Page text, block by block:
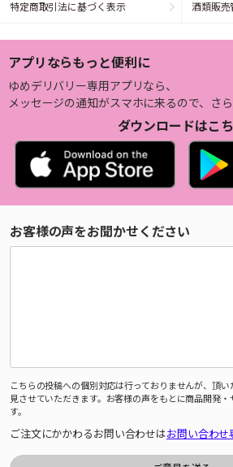
特定商取引法に基づく表示 酒類販売
アプリならもっと便利に
ゆめデリバリー専用アプリなら、
メッセージの通知がスマホに来るので、さら
ダウンロードはこ
お客様の声をお聞かせください
こちらの投稿への個別対応は行っておりませんが、頂
見させていただきます。お客様の声をもとに商品開発・
す。
ご注文にかかわるお問い合わせはお問い合わせ